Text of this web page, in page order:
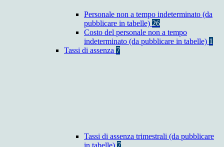
Personale non a tempo indeterminato (da
pubblicare in tabelle) 26
Costo del personale non a tempo
indeterminato (da pubblicare in tabelle) 1
Tassi di assenza 7
Tassi di assenza trimestrali (da pubblicare